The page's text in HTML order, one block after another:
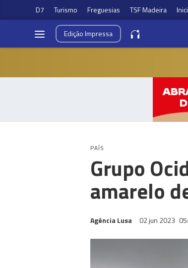
D7 Turismo Freguesias TSF Madeira
EdiçãoImpressa
PAÍS
Grupo
amarelo
Agência Lusa 02 jun 2023